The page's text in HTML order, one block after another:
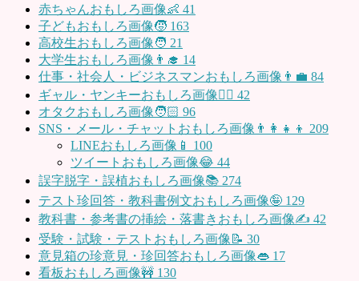
赤ちゃんおもしろ画像👶 41
子どもおもしろ画像🧒 163
高校生おもしろ画像🧑 21
大学生おもしろ画像👨‍🎓 14
仕事・社会人・ビジネスマンおもしろ画像👨‍💼 84
ギャル・ヤンキーおもしろ画像👱‍♀️ 42
オタクおもしろ画像🧑🏻 96
SNS・メール・チャットおもしろ画像👨‍👩‍👧‍👦 209
LINEおもしろ画像📱 100
ツイートおもしろ画像😂 44
誤字脱字・誤植おもしろ画像📚 274
テスト珍回答・教科書例文おもしろ画像🤪 129
教科書・参考書の挿絵・落書きおもしろ画像✍️ 42
受験・試験・テストおもしろ画像📝 30
意見箱の珍意見・珍回答おもしろ画像👄 17
看板おもしろ画像🚧 130